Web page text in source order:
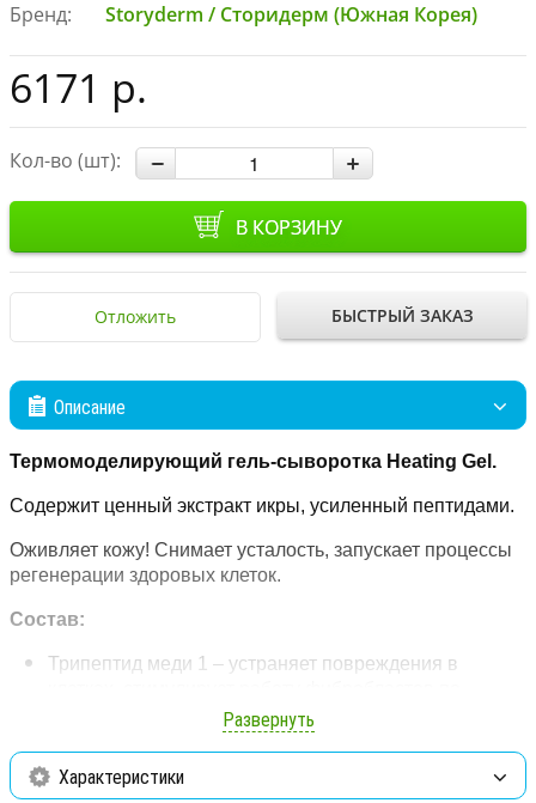
Бренд:
Storyderm / Сторидерм (Южная Корея)
6171 р.
Кол-во (шт):
В КОРЗИНУ
Отложить БЫСТРЫЙ ЗАКАЗ
Описание
Термомоделирующий гель-сыворотка Heating Gel .
Содержит ценный экстракт икры, усиленный пептидами.
Оживляет кожу! Снимает усталость, запускает процессы
регенерации здоровых клеток.
Состав:
Трипептид меди 1 – устраняет повреждения в
восстановлению «молодого коллагена» 3-го типа,
фибронектина, эластина.
Экстракт лакричника – фитоэкстроген. Активатор
Развернуть
Характеристики